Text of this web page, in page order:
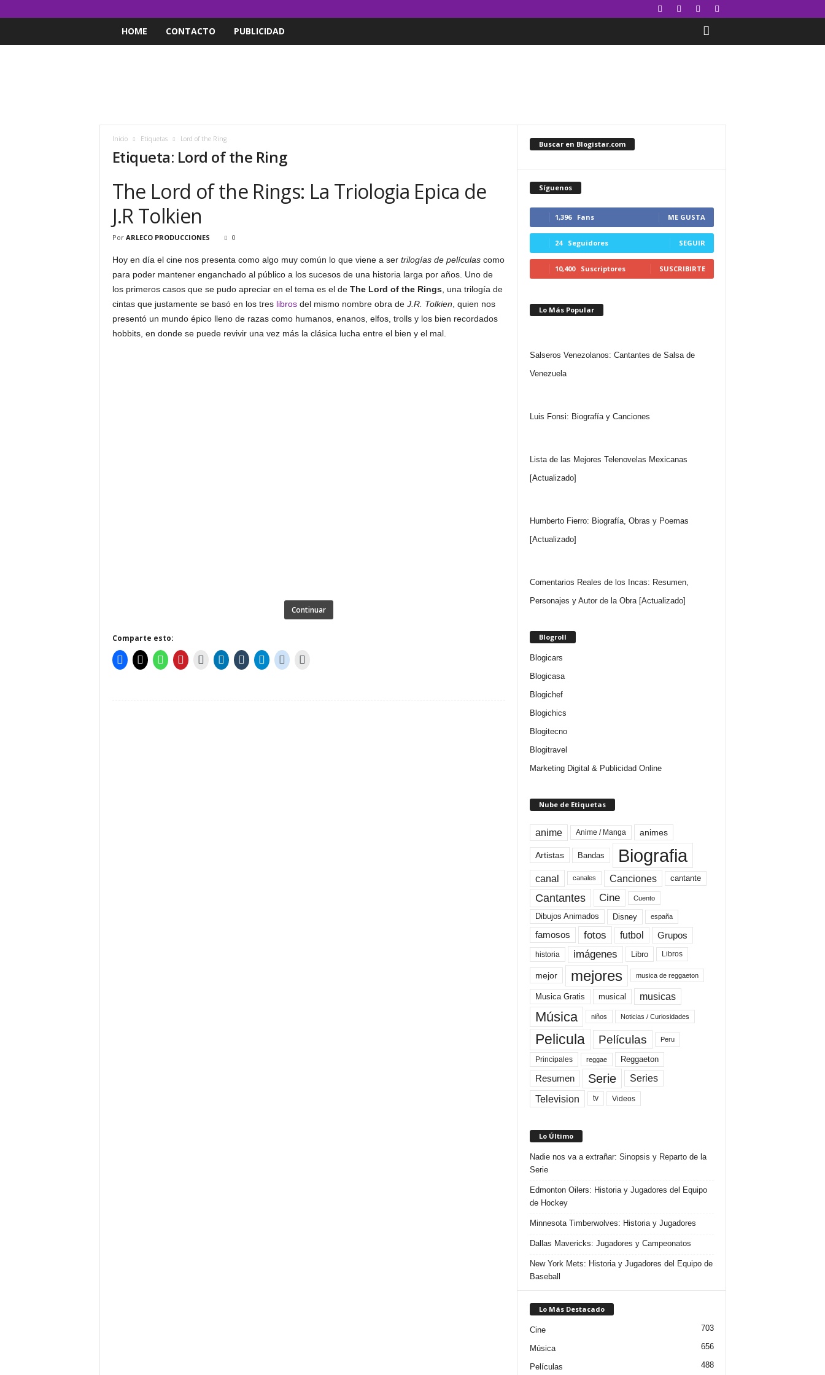
HOME CONTACTO PUBLICIDAD
Inicio Etiquetas Lord of the Ring
Etiqueta: Lord of the Ring
The Lord of the Rings: La Triologia Epica de
J.R Tolkien
Por ARLECO PRODUCCIONES 0
Hoy en día el cine nos presenta como algo muy común lo que viene a ser trilogías de películascomo
para poder mantener enganchado al público a los sucesos de una historia larga por años. Uno de
los primeros casos que se pudo apreciar en el tema es el de The Lord of the Rings, una trilogía de
cintas que justamente se basó en los tres librosdel mismo nombre obra de J.R. Tolkien , quien nos
presentó un mundo épico lleno de razas como humanos, enanos, elfos, trolls y los bien recordados
hobbits, en donde se puede revivir una vez más la clásica lucha entre el bien y el mal.
Continuar
Comparte esto:
Buscar en Blogistar.com
Síguenos
1,396 Fans ME GUSTA
24 Seguidores SEGUIR
10,400 Suscriptores SUSCRIBIRTE
Lo Más Popular
Salseros Venezolanos: Cantantes de Salsa de
Venezuela
Luis Fonsi: Biografía y Canciones
Lista de las Mejores Telenovelas Mexicanas
[Actualizado]
Humberto Fierro: Biografía, Obras y Poemas
[Actualizado]
Comentarios Reales de los Incas: Resumen,
Personajes y Autor de la Obra [Actualizado]
Blogroll
Blogicars
Blogicasa
Blogichef
Blogichics
Blogitecno
Blogitravel
Marketing Digital & Publicidad Online
Nube de Etiquetas
anime Anime / Manga animes
Artistas Bandas Biografia
canal canales Canciones cantante
Cantantes Cine Cuento
Dibujos Animados Disney españa
famosos fotos futbol Grupos
historia imágenes Libro Libros
mejor mejores musica de reggaeton
Musica Gratis musical musicas
Música niños Noticias / Curiosidades
Pelicula Películas Peru
Principales reggae Reggaeton
Resumen Serie Series
Television tv Videos
Lo Último
Nadie nos va a extrañar: Sinopsis y Reparto de la
Serie
Edmonton Oilers: Historia y Jugadores del Equipo
de Hockey
Minnesota Timberwolves: Historia y Jugadores
Dallas Mavericks: Jugadores y Campeonatos
New York Mets: Historia y Jugadores del Equipo de
Baseball
Lo Más Destacado
Cine 703
Música 656
Películas 488